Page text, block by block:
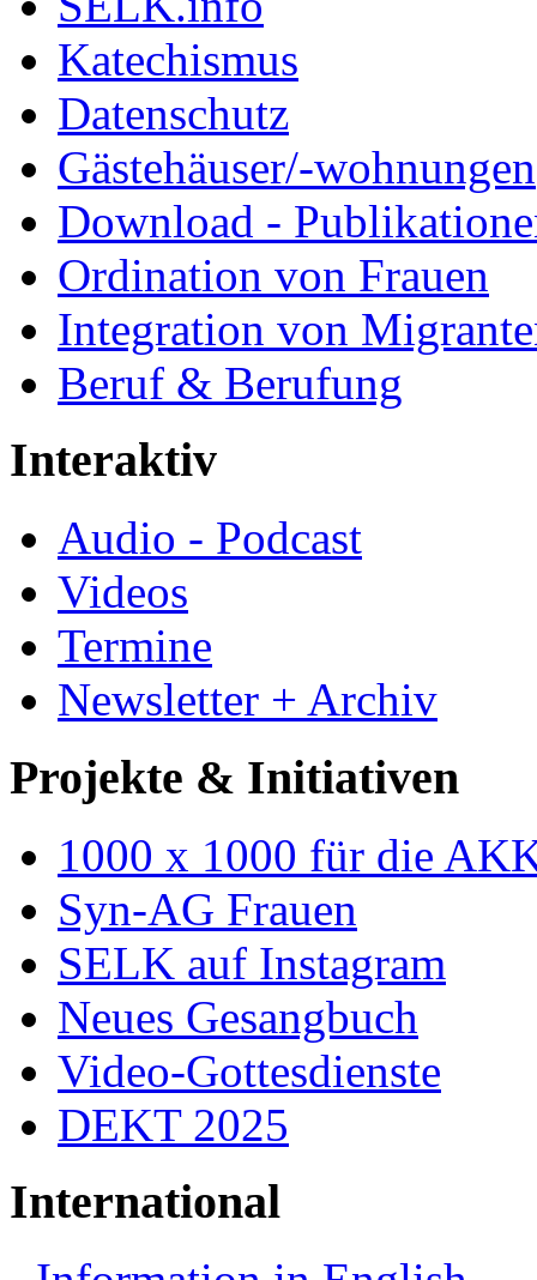
Katechismus
Datenschutz
Gästehäuser/-wohnungen
Download -
Ordination von Frauen
Integration von
Beruf & Berufung
Interaktiv
Audio - Podcast
Videos
Termine
Newsletter + Archiv
Projekte & Initiativen
1000 x 1000 für die
Syn-AG Frauen
SELK auf Instagram
Neues Gesangbuch
Video-Gottesdienste
DEKT 2025
International